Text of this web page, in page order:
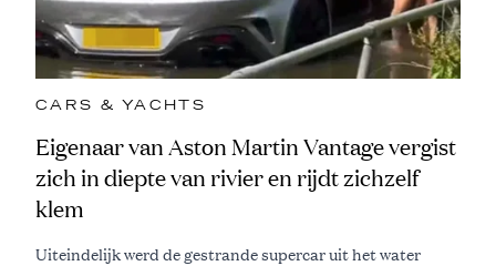
CARS & YACHTS
Eigenaar van Aston Martin Vantage vergist
zich in diepte van rivier en rijdt zichzelf
klem
Uiteindelijk werd de gestrande supercar uit het water